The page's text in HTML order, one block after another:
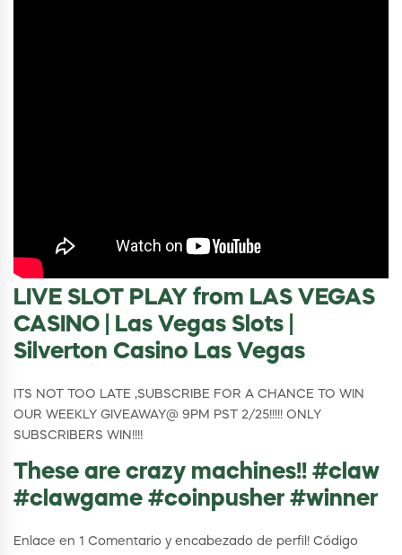
LIVE SLOT PLAY from LAS VEGAS
CASINO | Las Vegas Slots |
Silverton Casino Las Vegas
ITS NOT TOO LATE ,SUBSCRIBE FOR A CHANCE TO WIN
OUR WEEKLY GIVEAWAY@ 9PM PST 2/25!!!!! ONLY
SUBSCRIBERS WIN!!!!
These are crazy machines!! #claw
#clawgame #coinpusher #winner
Enlace en 1 Comentario y encabezado de perfil! Código